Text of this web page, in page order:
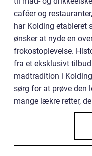
caféer og
har Kolding etableret
ønsker at nyde en
frokostoplevelse.
fra et eksklusivt
madtradition i
sørg for at prøve den
mange lækre retter,